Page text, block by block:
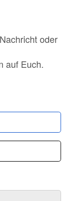
oder
auf Euch.